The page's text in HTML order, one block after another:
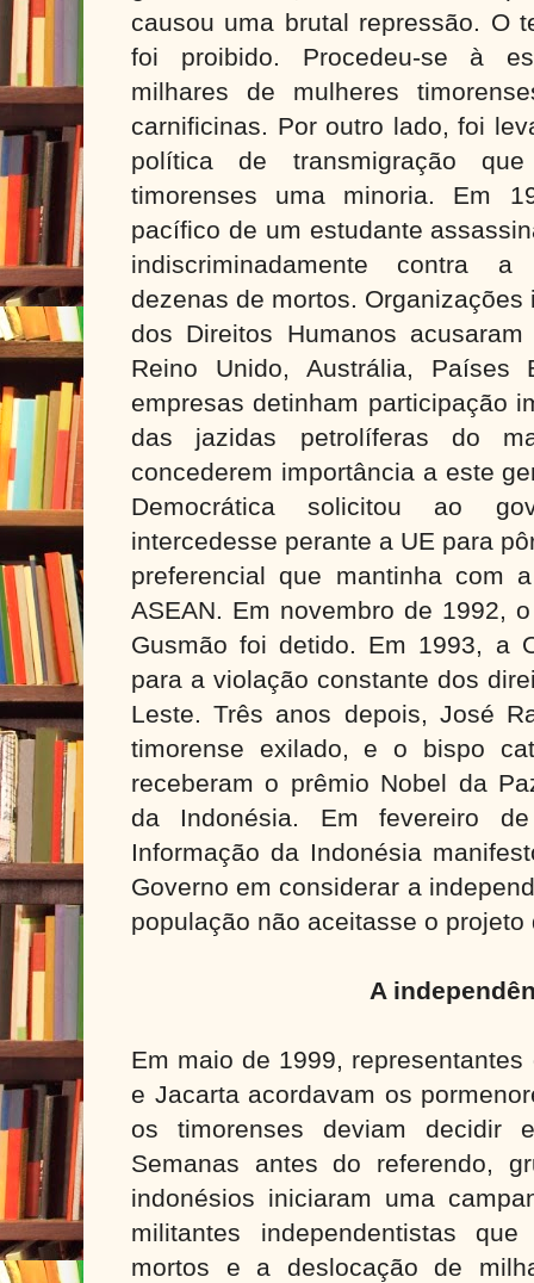
causou uma brutal repressão. O
foi proibido. Procedeu-se à
milhares de mulheres
carnificinas. Por outro lado, foi
política de transmigração
timorenses uma minoria. Em
pacífico de um estudante
indiscriminadamente contra a
dezenas de mortos.
dos Direitos Humanos
Reino Unido, Austrália, Países
empresas detinham participação
das jazidas petrolíferas do
concederem importância a este
Democrática solicitou ao
intercedesse perante a UE para
preferencial que mantinha com
ASEAN. Em novembro de 1992,
Gusmão foi detido. Em 1993, a
para a violação constante dos
Leste. Três anos depois, José
timorense exilado, e o bispo
receberam o prêmio Nobel da
da Indonésia. Em fevereiro
Informação da Indonésia
Governo em considerar a
população não aceitasse o projeto
A
Em maio de 1999,
e Jacarta acordavam os
os timorenses deviam decidir
Semanas antes do referendo,
indonésios iniciaram uma
militantes independentistas
mortos e a deslocação de